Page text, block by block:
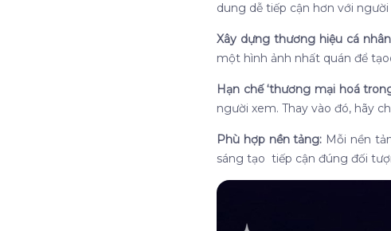
dung dễ tiếp cận hơn với người
Xây dựng thương hiệu cá
một hình ảnh nhất quán để
Hạn chế ‘thương mại hoá
người xem. Thay vào đó, hãy
Phù hợp nền tảng: Mỗi nền
sáng tạo tiếp cận đúng đối